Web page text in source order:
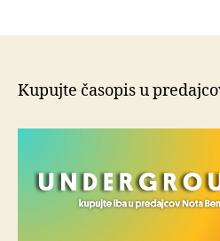
Kupujte časopis u